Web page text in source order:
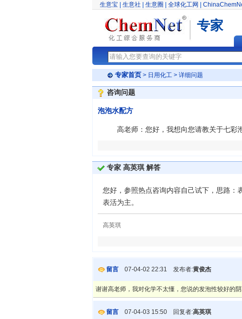
生意宝 生意社 生意圈 全球化工网
专家
专家首页 > 日用化工 > 详细问题
咨询问题
泡泡水配方
高老师：您好，我想向您请教关于七彩
专家 高英琪 解答
您好，参照热点咨询内容自己试下，思路：
表活为主。
高英琪
留言 07-04-02 22:31 发布者:黄俊杰
谢谢高老师，我对化学不太懂，您说的发泡性较好的
留言 07-04-03 15:50 回复者:高英琪